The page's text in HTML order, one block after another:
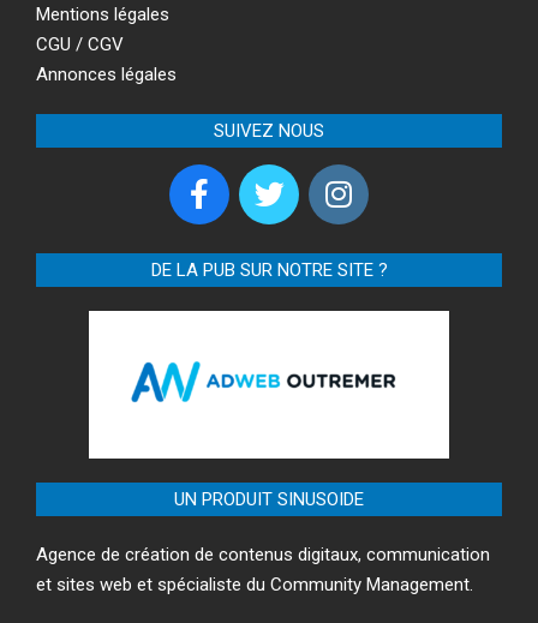
Mentions légales
CGU / CGV
Annonces légales
SUIVEZ NOUS
DE LA PUB SUR NOTRE SITE ?
UN PRODUIT SINUSOIDE
Agence de création de contenus digitaux, communication
et sites web et spécialiste du Community Management.